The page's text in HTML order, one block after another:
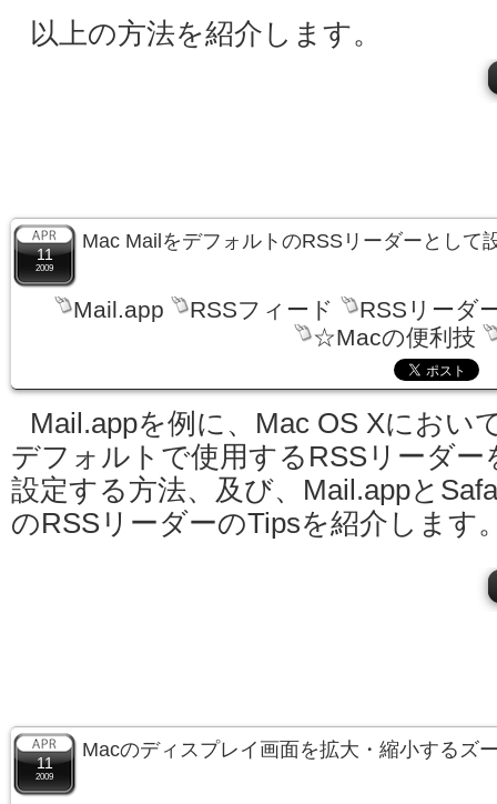
以上の方法を紹介します。
11
2009
Mac MailをデフォルトのRSSリーダーとして
Mail.app RSSフィード
RSSリーダ
☆Macの便利技
Mail.appを例に、Mac OS Xにおい
デフォルトで使用するRSSリーダー
設定する方法、及び、Mail.appと
のRSSリーダーのTipsを紹介します
11
2009
Macのディスプレイ画面を拡大・縮小するズ